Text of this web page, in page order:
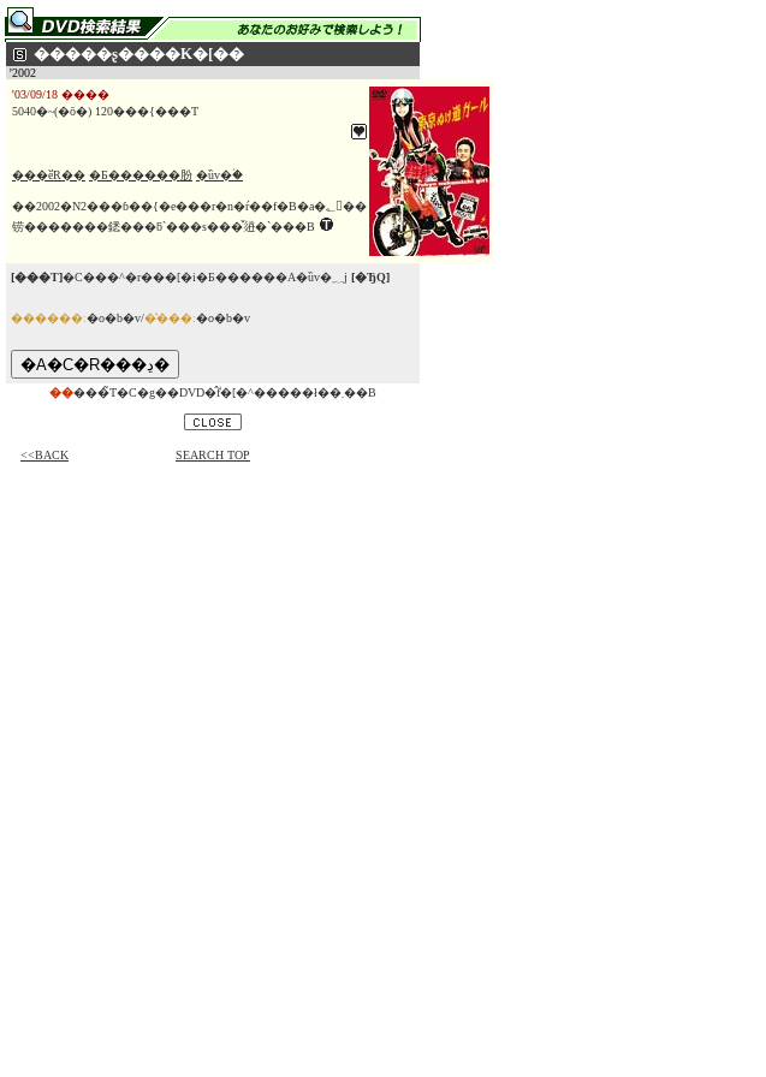
�����ʂ����K�[��
'2002
'03/09/18 ����
5040�~(�ō�) 120���{���T
���ӗR�� �Ƃ������肦 �ȕv�ؑ�
��2002�N2���ɓ��{�e���r�n�ŕ��f�B�a�؂𔲂��
铹�������鏭���ƃ`���s���̌𗬂�`���B
[���T] �C���^�r���[�i�Ƃ������A�ȕv�؁j [�ЂQ]
������:�o�b�v/�̔���:�o�b�v
�� ���̃T�C�g��DVD�̂݃f�[�^�����ł��܂��B
<<BACK SEARCH TOP